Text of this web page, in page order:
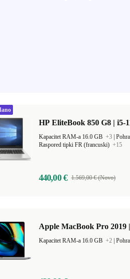
HP EliteBook 850 G8 | i5-
Kapacitet RAM-a 16.0 GB +3
Raspored tipki FR (francuski) +15
440,00 € 1.569,00 € (Novo)
Apple MacBook Pro 2019
Kapacitet RAM-a 16.0 GB +2